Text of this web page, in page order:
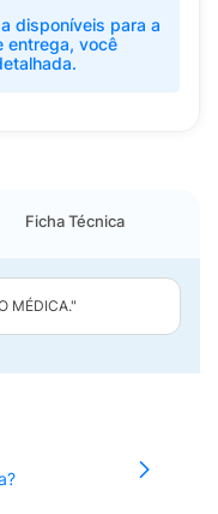
disponíveis para a
entrega, você
Ficha Técnica
MÉDICA."